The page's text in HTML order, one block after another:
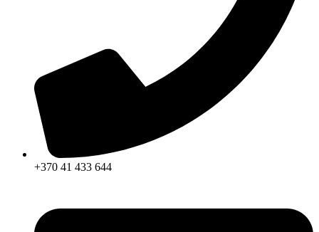
+370 41 433 644